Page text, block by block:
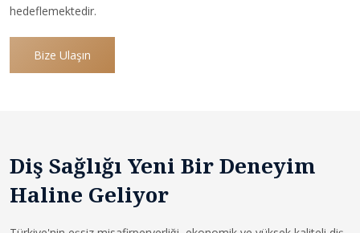
hedeflemektedir.
Bize Ulaşın
Diş Sağlığı Yeni Bir Deneyim
Haline Geliyor